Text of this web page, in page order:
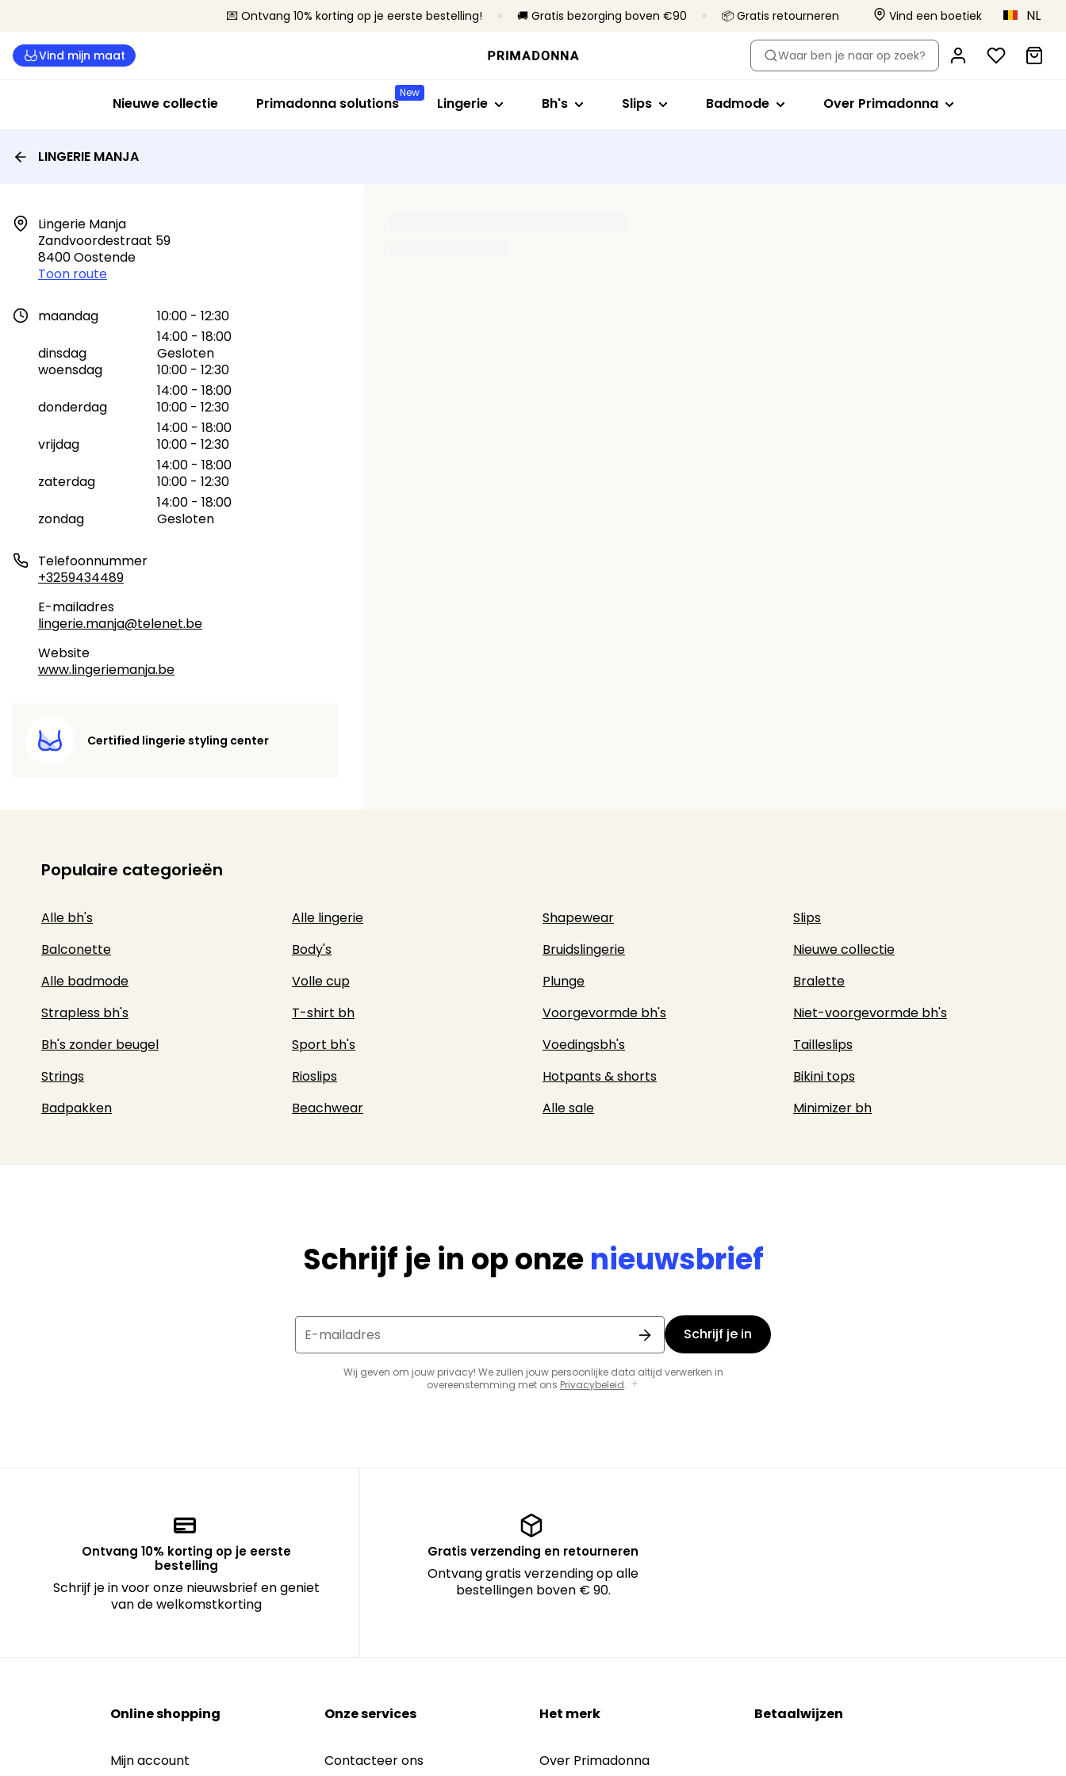
💌 Ontvang 10% korting op je eerste bestelling! 🚚 Gratis bezorging boven €90 📦 Gratis retourneren Vind een boetiek NL
Vind mijn maat Waar ben je naar op zoek?
Nieuwe collectie
New
Primadonna solutions Lingerie
Slips
Primadonna Twist
Bh's
D- tot E-cup
Met beugel
Shop op stijl
Volle cup
Minimizer bh
Slips
Tailleslips
Badmode
Shop op stijl
Bikini tops
Badpakken
Over Primadonna
Over Primadonna
Primadonna x Vivian Hoorn
Dit is Primadonna
LINGERIE MANJA
Lingerie Manja
Zandvoordestraat 59
8400 Oostende
Toon route
maandag
10:00 - 12:30
14:00 - 18:00
dinsdag
Gesloten
woensdag
10:00 - 12:30
14:00 - 18:00
donderdag
10:00 - 12:30
14:00 - 18:00
vrijdag
10:00 - 12:30
14:00 - 18:00
zaterdag
10:00 - 12:30
14:00 - 18:00
zondag
Gesloten
Telefoonnummer
+3259434489
E-mailadres
lingerie.manja@telenet.be
Website
www.lingeriemanja.be
Certified lingerie styling center
Populaire categorieën
Alle bh's Alle lingerie Shapewear
Slips
Balconette
Body's Bruidslingerie
Nieuwe collectie
Alle badmode
Volle cup Plunge
Bralette
Strapless bh's
T-shirt bh Voorgevormde bh's
Niet-voorgevormde bh's
Bh's zonder beugel
Sport bh's Voedingsbh's
Tailleslips
Strings
Rioslips Hotpants & shorts
Bikini tops
Badpakken
Beachwear Alle sale Minimizer bh
Schrijf je in op onzenieuwsbrief
E-mailadres
Wij geven om jouw privacy! We zullen jouw persoonlijke data altijd verwerken in
overeenstemming met ons Privacybeleid.
Schrijf je in
Ontvang 10% korting op je eerste
bestelling
Schrijf je in voor onze nieuwsbrief en geniet
van de welkomstkorting
Gratis verzending en retourneren
Ontvang gratis verzending op alle
bestellingen boven € 90.
Online shopping
Mijn account
Onze services
Contacteer ons
Het merk
Over Primadonna
Betaalwijzen